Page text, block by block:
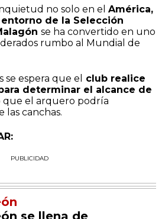
no solo en el América,
de la Selección
se ha convertido en uno
rumbo al Mundial de
se espera que el
club realice
determinar el alcance de
que el arquero podría
las canchas.
PUBLICIDAD
se llena de